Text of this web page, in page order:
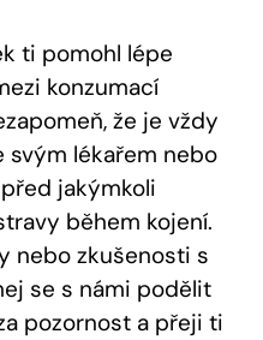
ti pomohl lépe
konzumací
že je vždy
svým lékařem nebo
jakýmkoli
během kojení.
nebo zkušenosti s
se s námi podělit
pozornost a přeji ti